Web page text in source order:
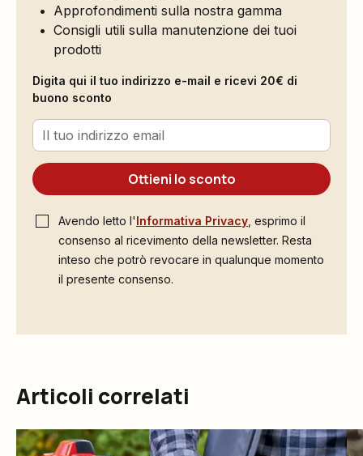
Approfondimenti sulla nostra gamma
Consigli utili sulla manutenzione dei tuoi
prodotti
Digita qui il tuo indirizzo e-mail e ricevi 20€ di
buono sconto
Ottieni lo sconto
Avendo letto l'Informativa Privacy , esprimo il
consenso al ricevimento della newsletter. Resta
inteso che potrò revocare in qualunque momento
il presente consenso.
Articoli correlati